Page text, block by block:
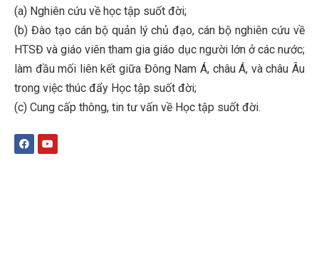
(a) Nghiên cứu về học tập suốt đời;
(b) Đào tạo cán bộ quản lý chủ đạo, cán bộ nghiên cứu về
HTSĐ và giáo viên tham gia giáo dục người lớn ở các nước;
làm đầu mối liên kết giữa Đông Nam Á, châu Á, và châu Âu
trong việc thúc đẩy Học tập suốt đời;
(c) Cung cấp thông, tin tư vấn về Học tập suốt đời.